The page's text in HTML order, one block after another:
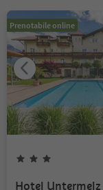
Prenotabile online
Hotel Untermelz